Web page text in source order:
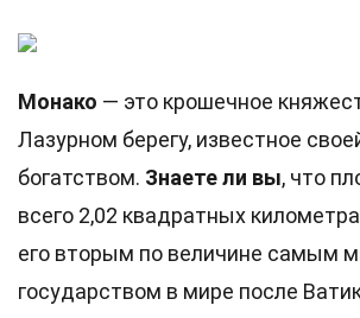
Монако — это крошечное
Лазурном берегу, известное
богатством. Знаете ли вы, что
всего 2,02 квадратных
его вторым по величине самым
государством в мире после